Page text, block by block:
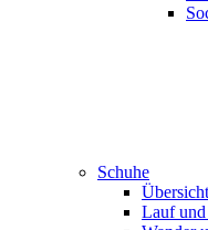
Schuhe
Übersicht
Lauf